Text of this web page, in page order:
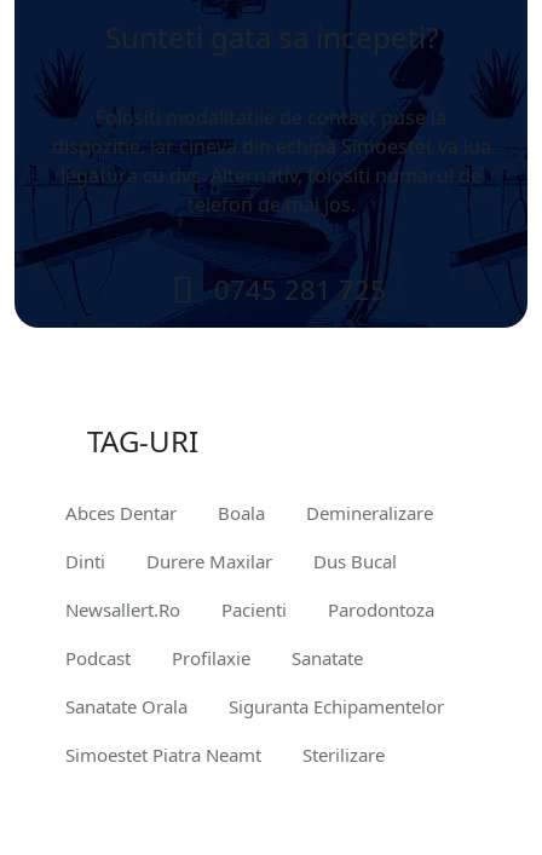
Sunteti gata sa incepeti?
Folositi modalitatile de contact puse la
dispozitie, iar cineva din echipa Simoestet va lua
legatura cu dvs. Alternativ, folositi numarul de
telefon de mai jos.
0745 281 725
TAG-URI
Abces Dentar Boala
Demineralizare
Dinti
Durere Maxilar
Dus Bucal
Newsallert.ro
Pacienti
Parodontoza
Podcast
Profilaxie
Sanatate
Sanatate Orala
Siguranta Echipamentelor
Simoestet Piatra Neamt
Sterilizare